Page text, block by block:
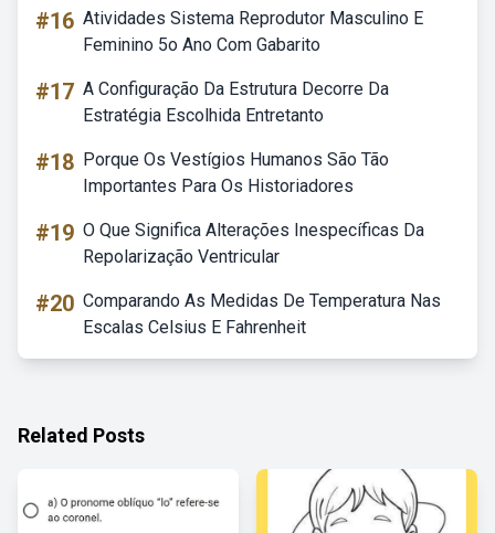
#16 Atividades Sistema Reprodutor Masculino E
Feminino 5o Ano Com Gabarito
#17 A Configuração Da Estrutura Decorre Da
Estratégia Escolhida Entretanto
#18 Porque Os Vestígios Humanos São Tão
Importantes Para Os Historiadores
#19 O Que Significa Alterações Inespecíficas Da
Repolarização Ventricular
#20 Comparando As Medidas De Temperatura Nas
Escalas Celsius E Fahrenheit
Related Posts